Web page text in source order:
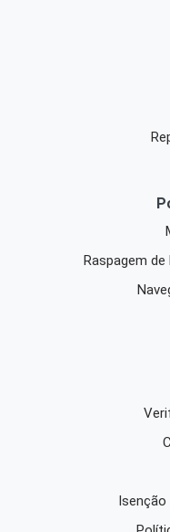
Raspagem de
Isenção